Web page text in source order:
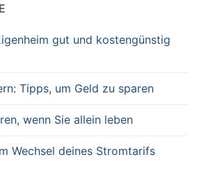
gut und kostengünstig
Tipps, um Geld zu sparen
wenn Sie allein leben
Wechsel deines Stromtarifs